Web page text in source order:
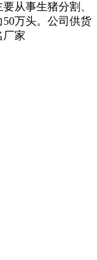
从事生猪分割、
万头。公司供货
厂家